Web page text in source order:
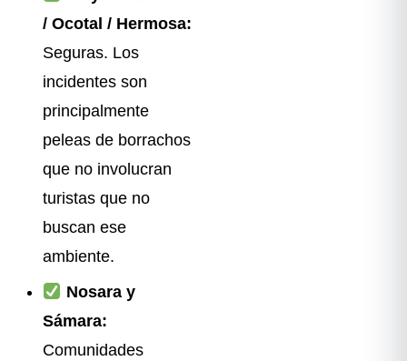
/ Ocotal / Hermosa:
Seguras. Los
incidentes son
principalmente
peleas de borrachos
que no involucran
turistas que no
buscan ese
ambiente.
Nosara y
Sámara:
Comunidades